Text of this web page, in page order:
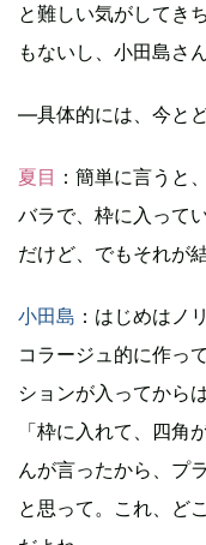
と難しい気がしてき
もないし、小田島さ
―具体的には、今と
夏目 ：簡単に言うと
バラで、枠に入って
だけど、でもそれが
小田島 ：はじめはノ
コラージュ的に作っ
ションが入ってから
「枠に入れて、四角
んが言ったから、プ
と思って。これ、ど